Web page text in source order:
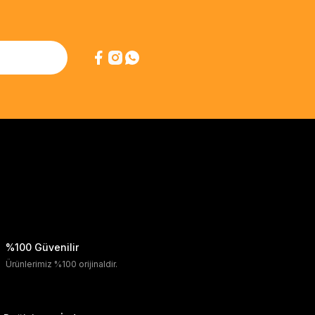
%100 Güvenilir
Ürünlerimiz %100 orijinaldir.